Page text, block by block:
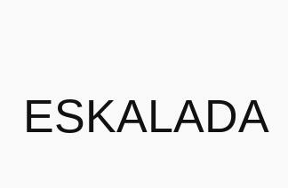
ESKALADA